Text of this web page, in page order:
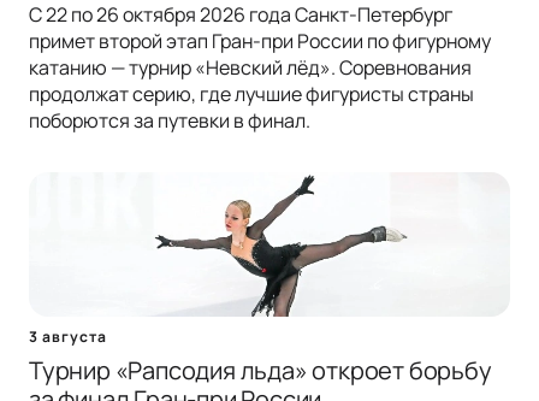
С 22 по 26 октября 2026 года Санкт-Петербург
примет второй этап Гран-при России по фигурному
катанию — турнир «Невский лёд». Соревнования
продолжат серию, где лучшие фигуристы страны
поборются за путевки в финал.
3 августа
Турнир «Рапсодия льда» откроет борьбу